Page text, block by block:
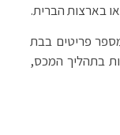
פריטים בבת
בתהליך המכס,